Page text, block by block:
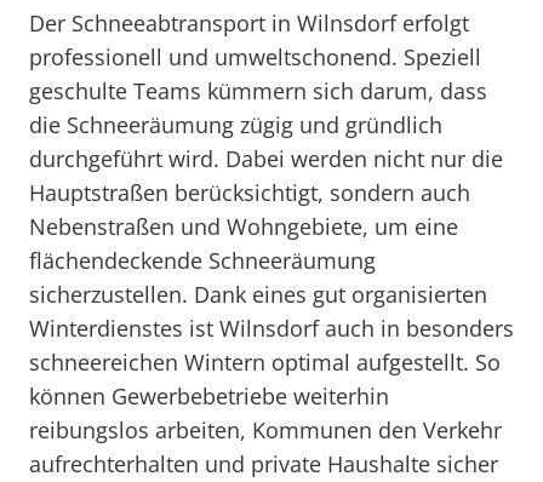
Der Schneeabtransport in Wilnsdorf erfolgt
professionell und umweltschonend. Speziell
geschulte Teams kümmern sich darum, dass
die Schneeräumung zügig und gründlich
durchgeführt wird. Dabei werden nicht nur die
Hauptstraßen berücksichtigt, sondern auch
Nebenstraßen und Wohngebiete, um eine
flächendeckende Schneeräumung
sicherzustellen. Dank eines gut organisierten
Winterdienstes ist Wilnsdorf auch in besonders
schneereichen Wintern optimal aufgestellt. So
können Gewerbebetriebe weiterhin
reibungslos arbeiten, Kommunen den Verkehr
aufrechterhalten und private Haushalte sicher